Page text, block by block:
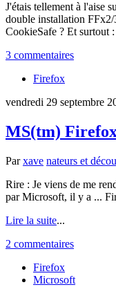
J'étais tellement à l'aise
double installation
CookieSafe ? Et surtout
3 commentaires
Firefox
vendredi 29 septembre
MS(tm)
Parxave nateurs et
Rire : Je viens de me
par Microsoft, il y a ...
Lire la suite...
2 commentaires
Firefox
Microsoft